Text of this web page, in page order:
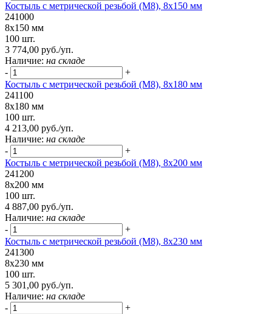
Костыль с метрической резьбой (М8), 8х150 мм
241000
8х150 мм
100 шт.
3 774,00 руб./уп.
Наличие: на складе
-
+
Костыль с метрической резьбой (М8), 8х180 мм
241100
8х180 мм
100 шт.
4 213,00 руб./уп.
Наличие: на складе
-
+
Костыль с метрической резьбой (М8), 8х200 мм
241200
8х200 мм
100 шт.
4 887,00 руб./уп.
Наличие: на складе
-
+
Костыль с метрической резьбой (М8), 8х230 мм
241300
8х230 мм
100 шт.
5 301,00 руб./уп.
Наличие: на складе
-
+